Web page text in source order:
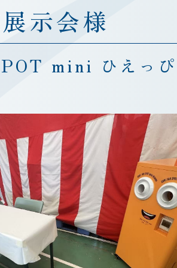
示会様
mini ひえっ